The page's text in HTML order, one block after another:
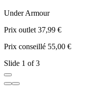
Under Armour
Prix outlet 37,99 €
Prix conseillé 55,00 €
Slide 1 of 3